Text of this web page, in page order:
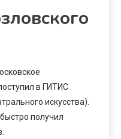
в ГИТИС
искусства).
получил